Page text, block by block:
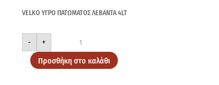
VELKO ΥΓΡΟ ΠΑΤΩΜΑΤΟΣ ΛΕΒΑΝΤΑ 4LT
-
VELKO
4LT
ποσότητα
+
Προσθήκη στο καλάθι